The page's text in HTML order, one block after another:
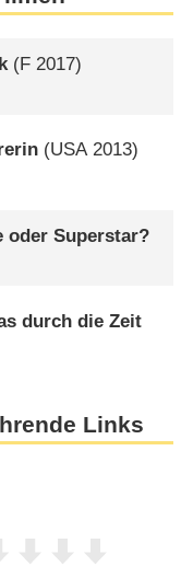
(F 2017)
(USA2013)
oder Superstar?
durch die Zeit
Links